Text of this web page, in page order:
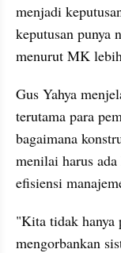
menjadi
keputusan punya
menurut MK
Gus Yahya
terutama para
bagaimana
menilai harus
efisiensi
"Kita tidak hanya
mengorbankan